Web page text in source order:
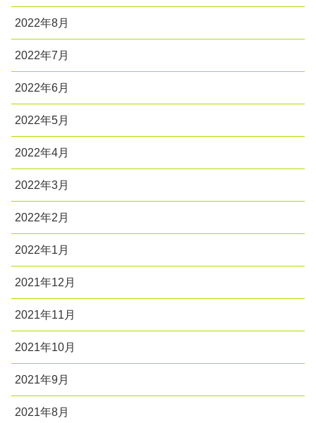
2022年8月
2022年7月
2022年6月
2022年5月
2022年4月
2022年3月
2022年2月
2022年1月
2021年12月
2021年11月
2021年10月
2021年9月
2021年8月